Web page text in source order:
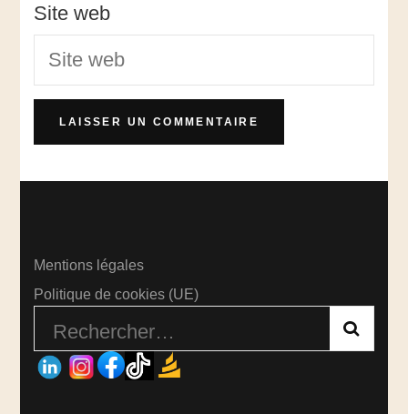
Site web
Mentions légales
Politique de cookies (UE)